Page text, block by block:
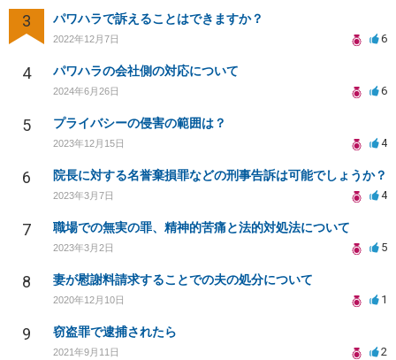
3 パワハラで訴えることはできますか？
2022年12月7日 6
4 パワハラの会社側の対応について
2024年6月26日 6
5 プライバシーの侵害の範囲は？
2023年12月15日 4
6 院長に対する名誉棄損罪などの刑事告訴は可能でしょうか？
2023年3月7日 4
7 職場での無実の罪、精神的苦痛と法的対処法について
2023年3月2日 5
8 妻が慰謝料請求することでの夫の処分について
2020年12月10日 1
9 窃盗罪で逮捕されたら
2021年9月11日 2